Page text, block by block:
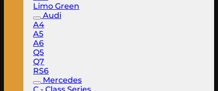
Limo Green
Audi
A4
A5
A6
Q5
Q7
RS6
Mercedes